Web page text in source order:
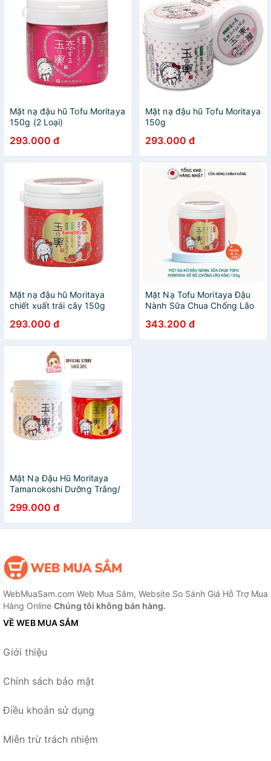
Mặt nạ đậu hũ Tofu Moritaya
150g (2 Loại)
293.000 đ
Mặt nạ đậu hũ Tofu Moritaya
150g
293.000 đ
Mặt nạ đậu hũ Moritaya
chiết xuất trái cây 150g
293.000 đ
Mặt Nạ Tofu Moritaya Đậu
Nành Sữa Chua Chống Lão
Bản (150gr)
343.200 đ
Mặt Nạ Đậu Hũ Moritaya
Tamanokoshi Dưỡng Trắng/
299.000 đ
WebMuaSam.com Web Mua Sắm, Website So Sánh Giá Hỗ Trợ Mua
Hàng Online Chúng tôi không bán hàng.
VỀ WEB MUA SẮM
Giới thiệu
Chính sách bảo mật
Điều khoản sử dụng
Miễn trừ trách nhiệm